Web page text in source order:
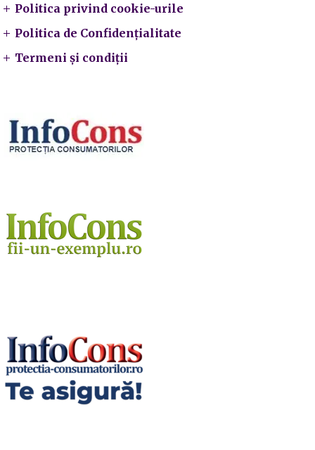
Politica privind cookie-urile
Politica de Confidențialitate
Termeni și condiții